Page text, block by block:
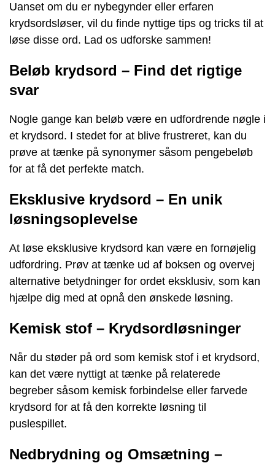
Uanset om du er nybegynder eller erfaren
krydsordsløser, vil du finde nyttige tips og tricks til at
løse disse ord. Lad os udforske sammen!
Beløb krydsord – Find det rigtige
svar
Nogle gange kan beløb være en udfordrende nøgle i
et krydsord. I stedet for at blive frustreret, kan du
prøve at tænke på synonymer såsom pengebeløb
for at få det perfekte match.
Eksklusive krydsord – En unik
løsningsoplevelse
At løse eksklusive krydsord kan være en fornøjelig
udfordring. Prøv at tænke ud af boksen og overvej
alternative betydninger for ordet eksklusiv, som kan
hjælpe dig med at opnå den ønskede løsning.
Kemisk stof – Krydsordløsninger
Når du støder på ord som kemisk stof i et krydsord,
kan det være nyttigt at tænke på relaterede
begreber såsom kemisk forbindelse eller farvede
krydsord for at få den korrekte løsning til
puslespillet.
Nedbrydning og Omsætning –